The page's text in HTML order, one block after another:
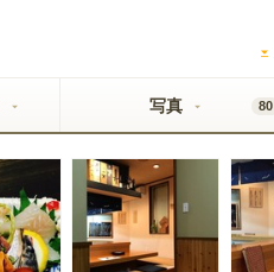
写真 80